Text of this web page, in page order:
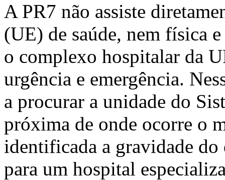
A PR7 não assiste
(UE) de saúde, nem física
o complexo hospitalar da
urgência e emergência.
a procurar a unidade do
próxima de onde ocorre o
identificada a gravidade
para um hospital